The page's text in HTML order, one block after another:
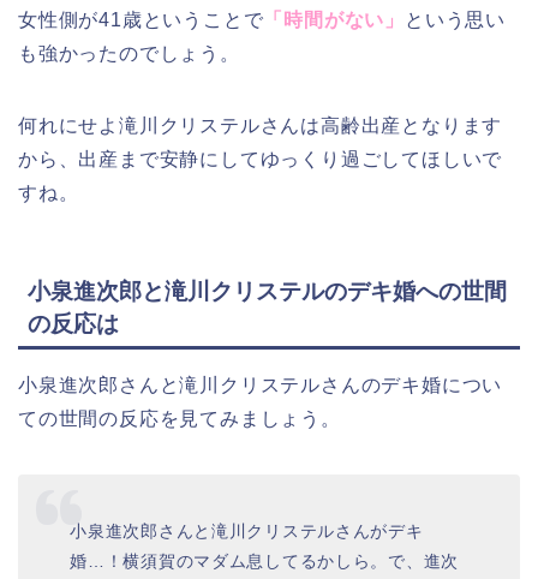
女性側が41歳ということで 「時間がない」
という思い
も強かったのでしょう。
何れにせよ滝川クリステルさんは高齢出産となります
から、出産まで安静にしてゆっくり過ごしてほしいで
すね。
小泉進次郎と滝川クリステルのデキ婚への世間
の反応は
小泉進次郎さんと滝川クリステルさんのデキ婚につい
ての世間の反応を見てみましょう。
小泉進次郎さんと滝川クリステルさんがデキ
婚…！横須賀のマダム息してるかしら。で、進次